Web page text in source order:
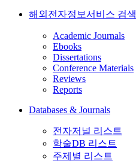
해외전자정보서비스 검색
Academic Journals
Ebooks
Dissertations
Conference Materials
Reviews
Reports
Databases & Journals
전자저널 리스트
학술DB 리스트
주제별 리스트